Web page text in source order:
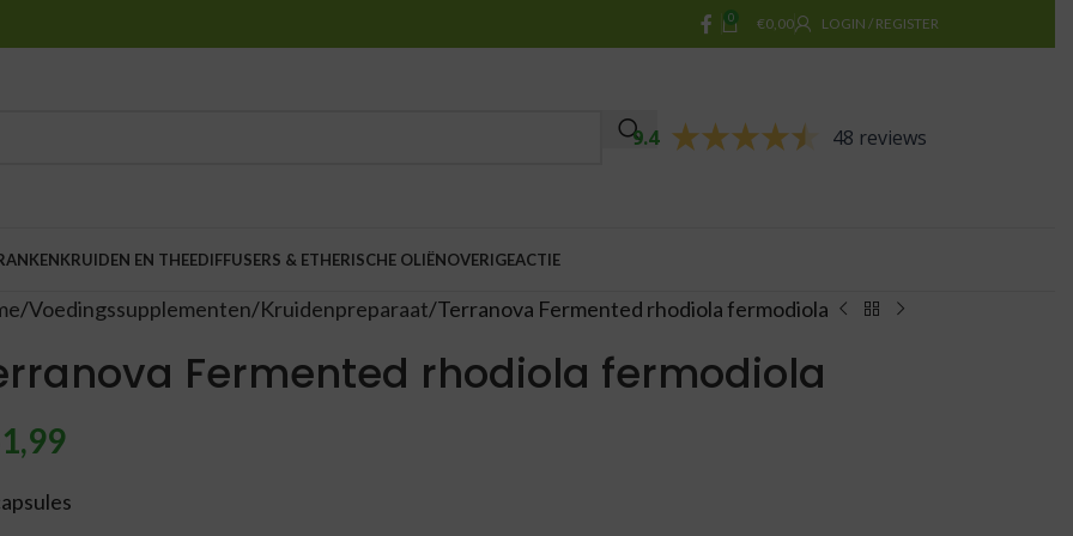
0 €0,00 LOGIN / REGISTER
9.4 48 reviews
KRUIDEN EN THEEDIFFUSERS & ETHERISCHE OLIËNOVERIGEACTIE
Voedingssupplementen Kruidenpreparaat Terranova Fermented rhodiola fermodiola
Fermented rhodiola fermodiola